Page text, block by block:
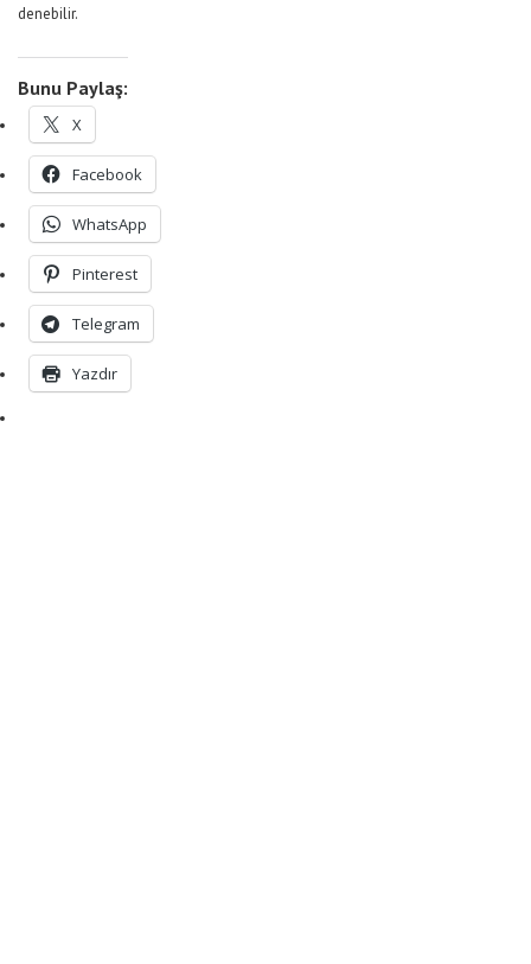
denebilir.
Bunu Paylaş:
X
Facebook
WhatsApp
Pinterest
Telegram
Yazdır